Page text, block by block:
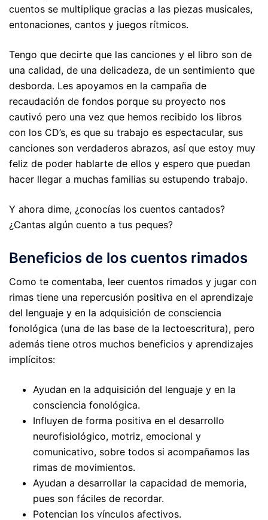
cuentos se multiplique gracias a las piezas musicales,
entonaciones, cantos y juegos rítmicos.
Tengo que decirte que las canciones y el libro son de
una calidad, de una delicadeza, de un sentimiento que
desborda. Les apoyamos en la campaña de
recaudación de fondos porque su proyecto nos
cautivó pero una vez que hemos recibido los libros
con los CD’s, es que su trabajo es espectacular, sus
canciones son verdaderos abrazos, así que estoy muy
feliz de poder hablarte de ellos y espero que puedan
hacer llegar a muchas familias su estupendo trabajo.
Y ahora dime, ¿conocías los cuentos cantados?
¿Cantas algún cuento a tus peques?
Beneficios de los cuentos rimados
Como te comentaba, leer cuentos rimados y jugar con
rimas tiene una repercusión positiva en el aprendizaje
del lenguaje y en la adquisición de consciencia
fonológica (una de las base de la lectoescritura), pero
además tiene otros muchos beneficios y aprendizajes
implícitos:
Ayudan en la adquisición del lenguaje y en la
consciencia fonológica.
Influyen de forma positiva en el desarrollo
neurofisiológico, motriz, emocional y
comunicativo, sobre todos si acompañamos las
rimas de movimientos.
Ayudan a desarrollar la capacidad de memoria,
pues son fáciles de recordar.
Potencian los vínculos afectivos.